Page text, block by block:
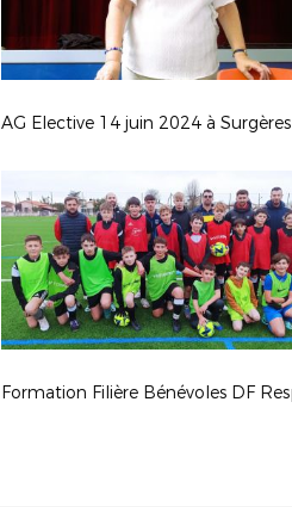
AG Elective 14 juin 2024 à Surgères